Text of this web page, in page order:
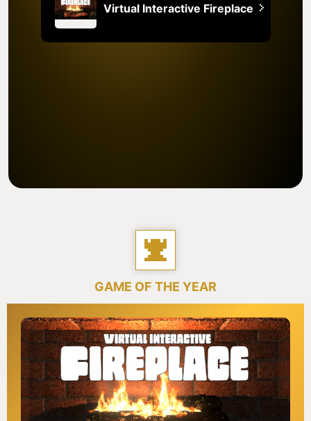
Virtual Interactive Fireplace
GAME OF THE YEAR